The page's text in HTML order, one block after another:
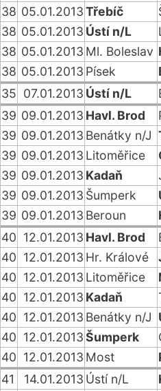
38 05.01.2013Třebíč
38 05.01.2013 Ústí n/L
38 05.01.2013 Ml. Boleslav
38 05.01.2013 Písek
35 07.01.2013 Ústí n/L
39 09.01.2013 Havl. Brod
39 09.01.2013 Benátky n/J
39 09.01.2013 Litoměřice
39 09.01.2013 Kadaň
39 09.01.2013 Šumperk
39 09.01.2013 Beroun
40 12.01.2013 Havl. Brod
40 12.01.2013 Hr. Králové
40 12.01.2013 Litoměřice
40 12.01.2013 Kadaň
40 12.01.2013 Benátky n/J
40 12.01.2013Šumperk
40 12.01.2013 Most
41
14.01.2013 Ústí n/L